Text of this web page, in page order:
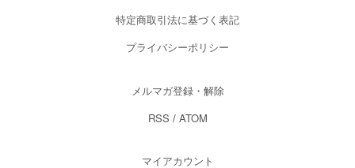
特定商取引法に基づく表記
プライバシーポリシー
メルマガ登録・解除
RSS / ATOM
マイアカウント